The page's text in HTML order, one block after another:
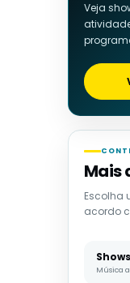
Veja
Mais
Escolha
acordo
Música